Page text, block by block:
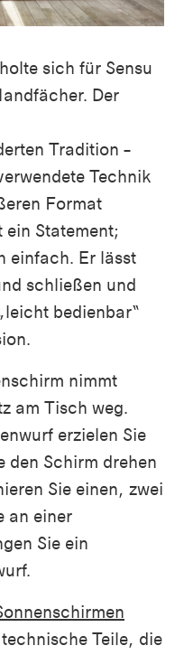
sich für Sensu
Der
Tradition –
Technik
Format
ein Statement;
einfach. Er lässt
schließen und
bedienbar“
nimmt
am Tisch weg.
erzielen Sie
den Schirm drehen
Sie einen, zwei
an einer
Sie ein
Teile, die